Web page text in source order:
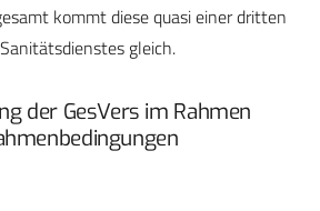
kommt diese quasi einer dritten
gleich.
der GesVers im Rahmen